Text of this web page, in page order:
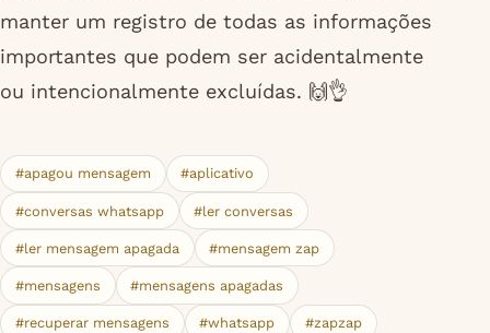
manter um registro de todas as informações
importantes que podem ser acidentalmente
ou intencionalmente excluídas. 🙌👌
#apagou mensagem #aplicativo
#conversas whatsapp #ler conversas
#ler mensagem apagada #mensagem zap
#mensagens #mensagens apagadas
#recuperar mensagens #whatsapp #zapzap